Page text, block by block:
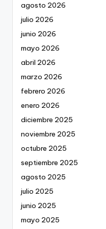
agosto 2026
julio 2026
junio 2026
mayo 2026
abril 2026
marzo 2026
febrero 2026
enero 2026
diciembre 2025
noviembre 2025
octubre 2025
septiembre 2025
agosto 2025
julio 2025
junio 2025
mayo 2025